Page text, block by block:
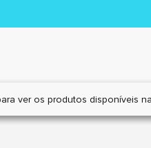
ver os produtos disponíveis